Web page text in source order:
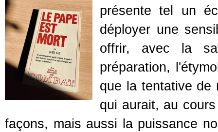
présente tel un
déployer une
offrir, avec la
préparation,
que la tentative de
qui aurait, au
façons, mais aussi la puissance